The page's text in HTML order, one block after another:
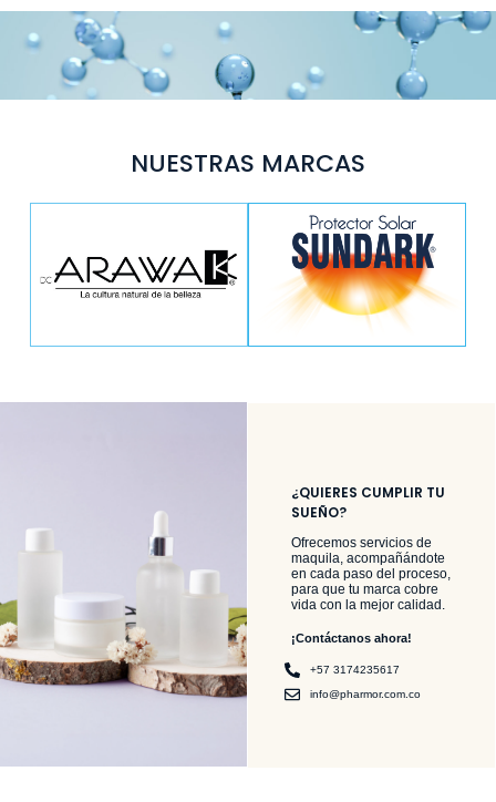
NUESTRAS MARCAS
¿QUIERES CUMPLIR TU
SUEÑO?
Ofrecemos servicios de
maquila, acompañándote
en cada paso del proceso,
para que tu marca cobre
vida con la mejor calidad.
¡Contáctanos ahora!​
+57 3174235617
info@pharmor.com.co